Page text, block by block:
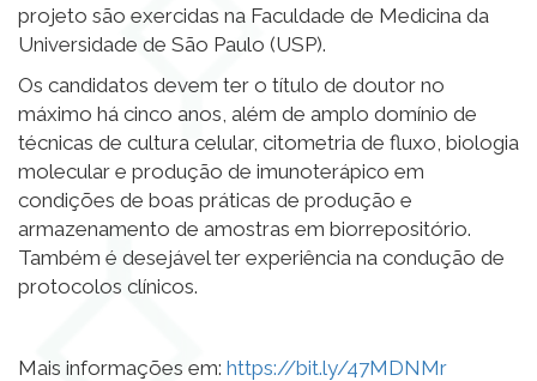
projeto são exercidas na Faculdade de Medicina da
Universidade de São Paulo (USP).
Os candidatos devem ter o título de doutor no
máximo há cinco anos, além de amplo domínio de
técnicas de cultura celular, citometria de fluxo, biologia
molecular e produção de imunoterápico em
condições de boas práticas de produção e
armazenamento de amostras em biorrepositório.
Também é desejável ter experiência na condução de
protocolos clínicos.
Mais informações em: https://bit.ly/47MDNMr